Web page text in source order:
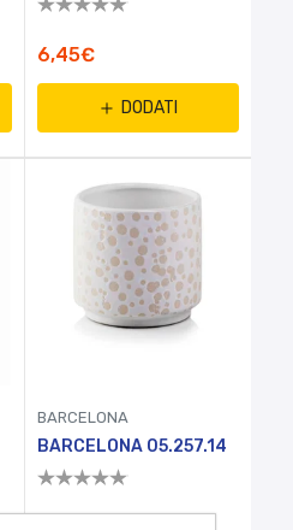
6,45€
DODATI
BARCELONA
BARCELONA 05.257.14